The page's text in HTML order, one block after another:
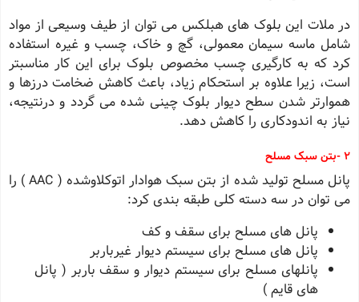
در ملات این بلوک های هبلکس می توان از طیف وسیعی از مواد
شامل ماسه سیمان معمولی، گچ و خاک، چسب و غیره استفاده
کرد که به کارگیری چسب مخصوص بلوک برای این کار مناسبتر
است، زیرا علاوه بر استحکام زیاد، باعث کاهش ضخامت درزها و
هموارتر شدن سطح دیوار بلوک چینی شده می گردد و درنتیجه،
نیاز به اندودکاری را کاهش دهد.
2
-بتن سبک مسلح
پانل مسلح تولید شده از بتن سبک هوادار اتوکلاوشده ( AAC ) را
می توان در سه دسته کلی طبقه بندی کرد:
پانل های مسلح برای سقف و کف
پانل های مسلح برای سیستم دیوار غیرباربر
پانلهای مسلح برای سیستم دیوار و سقف باربر ( پانل
های قایم(